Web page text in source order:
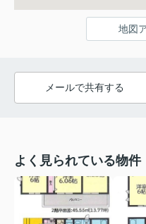
地図
メールで共有する
よく見られている物件